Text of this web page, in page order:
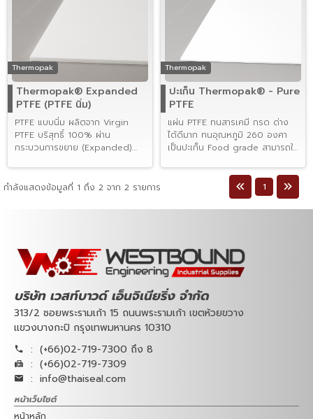
Thermopak
Thermopak® Expanded
PTFE (PTFE นิ่ม)
PTFE แบบนิ่ม ผลิตจาก Virgin
PTFE บริสุทธิ์ 100% ผ่าน
กระบวนการขยาย (Expanded)
อัดได้ดี
Thermopak
ปะเก็น Thermopak® - Pure
PTFE
แผ่น PTFE ทนสารเคมี กรด ด่าง
ได้ดีมาก ทนอุณหภูมิ 260 องศา
เป็นปะเก็น Food grade สามารถใช้
กำลังแสดงข้อมูลที่ 1 ถึง 2 จาก 2 รายการ 1
บริษัท เวสท์บาวด์ เอ็นจิเนียริ่ง จำกัด
313/2 ซอยพระรามเก้า 15 ถนนพระรามเก้า เขตห้วยขวาง
แขวงบางกะปิ กรุงเทพมหานคร 10310
: (+66)02-719-7300 ถึง 8
: (+66)02-719-7309
: info@thaiseal.com
หน้าเว็บไซต์
หน้าหลัก